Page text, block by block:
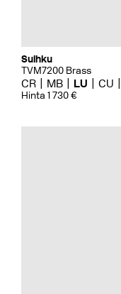
Suihku
TVM7200 Brass
CR MB LU CU
Hinta 1 730 €